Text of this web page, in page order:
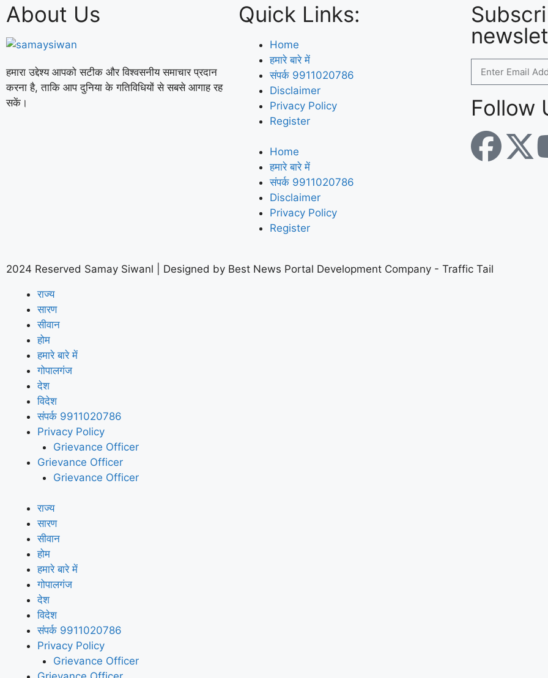
About Us
हमारा उद्देश्य आपको सटीक और विश्वसनीय समाचार प्रदान
करना है, ताकि आप दुनिया के गतिविधियों से सबसे आगाह रह
सकें।
Quick Links:
Home
हमारे बारे में
संपर्क 9911020786
Disclaimer
Privacy Policy
Register
Home
हमारे बारे में
संपर्क 9911020786
Disclaimer
Privacy Policy
Register
Follow
2024 Reserved Samay Siwanl | Designed by Best News Portal Development Company - Traffic Tail
राज्य
सारण
सीवान
होम
हमारे बारे में
गोपालगंज
देश
विदेश
संपर्क 9911020786
Privacy Policy
Grievance Officer
Grievance Officer
Grievance Officer
राज्य
सारण
सीवान
होम
हमारे बारे में
गोपालगंज
देश
विदेश
संपर्क 9911020786
Privacy Policy
Grievance Officer